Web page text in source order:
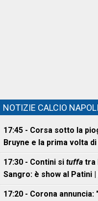
NOTIZIE CALCIO NAPOLI
17:45 - Corsa sotto la
Bruyne e la prima volta di
17:30 - Contini si tuffa tra
Sangro: è show al Patini |
17:20 - Corona